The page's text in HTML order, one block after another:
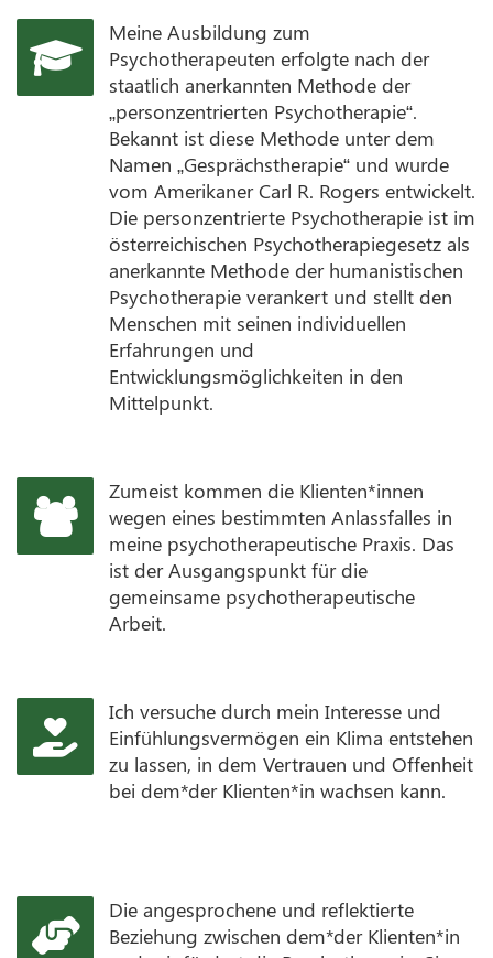
Meine Ausbildung zum
Psychotherapeuten erfolgte nach der
staatlich anerkannten Methode der
„personzentrierten Psychotherapie“.
Bekannt ist diese Methode unter dem
Namen „Gesprächstherapie“ und wurde
vom Amerikaner Carl R. Rogers entwickelt.
Die personzentrierte Psychotherapie ist im
österreichischen Psychotherapiegesetz als
anerkannte Methode der humanistischen
Psychotherapie verankert und stellt den
Menschen mit seinen individuellen
Erfahrungen und
Entwicklungsmöglichkeiten in den
Mittelpunkt.
Zumeist kommen die Klienten*innen
wegen eines bestimmten Anlassfalles in
meine psychotherapeutische Praxis. Das
ist der Ausgangspunkt für die
gemeinsame psychotherapeutische
Arbeit.
Ich versuche durch mein Interesse und
Einfühlungsvermögen ein Klima entstehen
zu lassen, in dem Vertrauen und Offenheit
bei dem*der Klienten*in wachsen kann.
Die angesprochene und reflektierte
Beziehung zwischen dem*der Klienten*in